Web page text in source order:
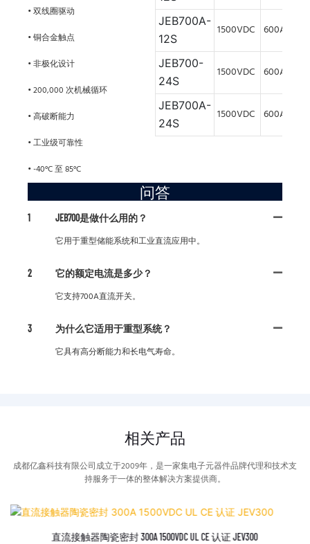
• 双线圈驱动
• 铜合金触点
• 非极化设计
• 200,000 次机械循环
• 高破断能力
• 工业级可靠性
• -40°C 至 85°C
JEB700A-
12S
1500VDC 600A
JEB700-
24S
1500VDC 600A
JEB700A-
24S
1500VDC 600A
问答
1 JEB700是做什么用的？
它用于重型储能系统和工业直流应用中。
2 它的额定电流是多少？
它支持700A直流开关。
3 为什么它适用于重型系统？
它具有高分断能力和长电气寿命。
相关产品
成都亿鑫科技有限公司成立于2009年，是一家集电子元器件品牌代理和技术支
持服务于一体的整体解决方案提供商。
直流接触器陶瓷密封 300A 1500VDC UL CE 认证 JEV300